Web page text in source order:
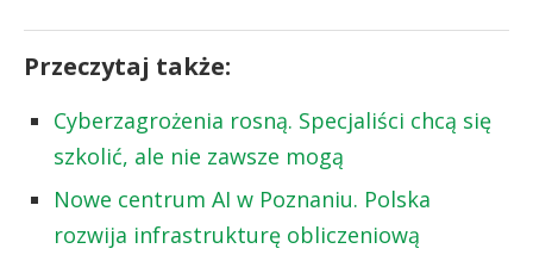
Przeczytaj także:
Cyberzagrożenia rosną. Specjaliści chcą się
szkolić, ale nie zawsze mogą
Nowe centrum AI w Poznaniu. Polska
rozwija infrastrukturę obliczeniową